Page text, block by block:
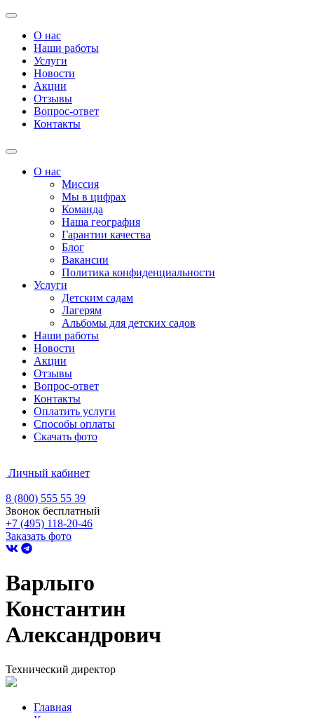
О нас
Наши работы
Услуги
Новости
Акции
Отзывы
Вопрос-ответ
Контакты
О нас
Миссия
Мы в цифрах
Команда
Наша география
Гарантии качества
Блог
Вакансии
Политика конфиденциальности
Услуги
Детским садам
Лагерям
Альбомы для детских садов
Наши работы
Новости
Акции
Отзывы
Вопрос-ответ
Контакты
Оплатить услуги
Способы оплаты
Скачать фото
Личный кабинет
8 (800) 555 55 39
Звонок бесплатный
+7 (495) 118-20-46
Заказать фото
Варлыго
Константин
Александрович
Технический директор
Главная